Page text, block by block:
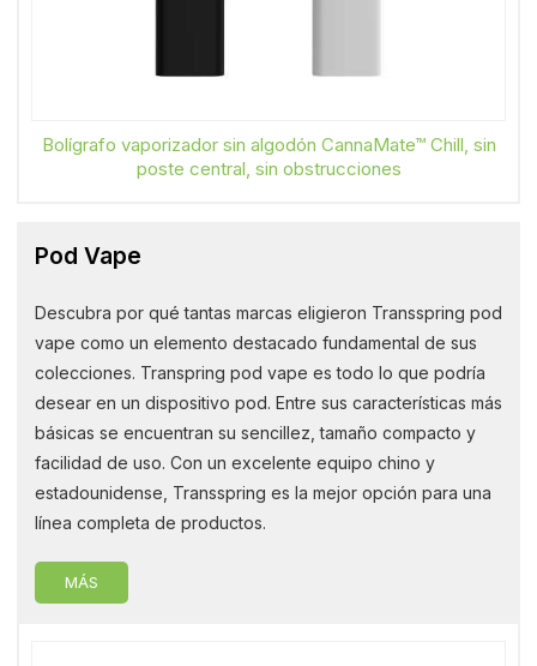
Bolígrafo vaporizador sin algodón CannaMate™ Chill, sin
poste central, sin obstrucciones
Pod Vape
Descubra por qué tantas marcas eligieron Transspring pod
vape como un elemento destacado fundamental de sus
colecciones. Transpring pod vape es todo lo que podría
desear en un dispositivo pod. Entre sus características más
básicas se encuentran su sencillez, tamaño compacto y
facilidad de uso. Con un excelente equipo chino y
estadounidense, Transspring es la mejor opción para una
línea completa de productos.
MÁS